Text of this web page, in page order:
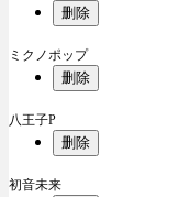
删除
ミクノポップ
删除
八王子P
删除
初音未来